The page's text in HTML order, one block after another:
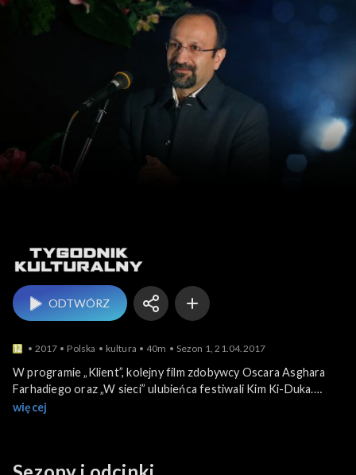
Tygodnik kulturalny
ODTWÓRZ
2017 Polska kultura 40m Sezon 1, 21.04.2017
W programie „Klient”, kolejny film zdobywcy Oscara Asghara
Farhadiego oraz „W sieci” ulubieńca festiwali Kim Ki-Duka.
Także rozmowa o „Fantazji” – nowym spektaklu Anny
więcej